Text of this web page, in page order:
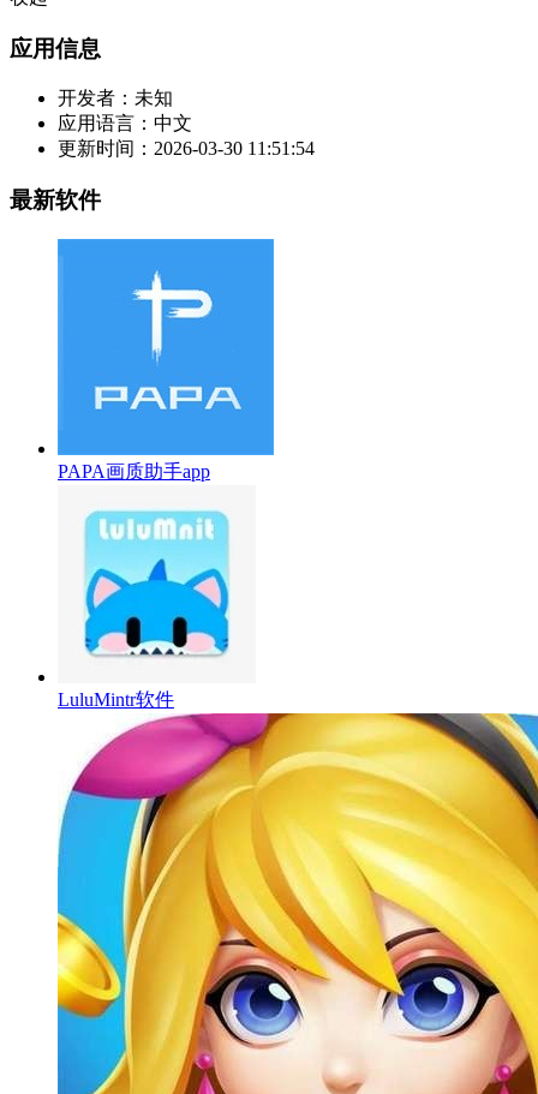
应用信息
开发者： 未知
应用语言： 中文
更新时间： 2026-03-30 11:51:54
最新软件
PAPA画质助手app
LuluMintr软件